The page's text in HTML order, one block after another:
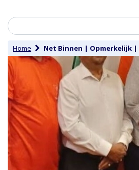
Home Net Binnen | Opmerkelijk |